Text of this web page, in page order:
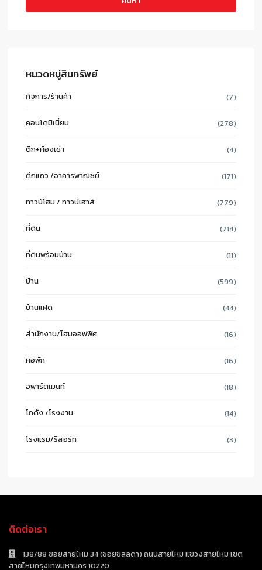
หมวดหมู่สินทรัพย์
กิจการ/ร้านค้า (7)
คอนโดมิเนี่ยม (278)
ตึก+ห้องเช่า (4)
ตึกแถว /อาคารพาณิชย์ (171)
ทาวน์โฮม / ทาวน์เฮาส์ (779)
ที่ดิน (714)
ที่ดินพร้อมบ้าน (11)
บ้าน (599)
บ้านแฝด (44)
สำนักงาน/โฮมออฟฟิศ (16)
หอพัก (16)
อพาร์ตเมนท์ (18)
โกดัง /โรงงาน (14)
โรงแรม/รีสอร์ท (3)
ติดต่อเรา
138/88 ซอยสายไหม 34 (ซอยชลลดา) ถนนสายไหม แขวงสายไหม เขต
สายไหมกรุงเทพมหานคร 10220